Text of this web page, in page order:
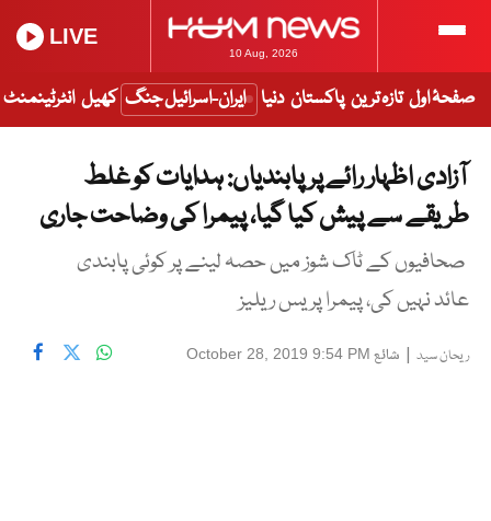
10 Aug, 2026
LIVE
صفحۂ اول تازہ ترین پاکستان دنیا ایران-اسرائیل جنگ کھیل انٹرٹینمنٹ
آزادی اظہار رائے پر پابندیاں: ہدایات کو غلط
طریقے سے پیش کیا گیا، پیمرا کی وضاحت جاری
صحافیوں کے ٹاک شوز میں حصہ لینے پر کوئی پابندی
عائد نہیں کی، پیمرا پریس ریلیز
ریحان سید | شائع October 28, 2019 9:54 PM